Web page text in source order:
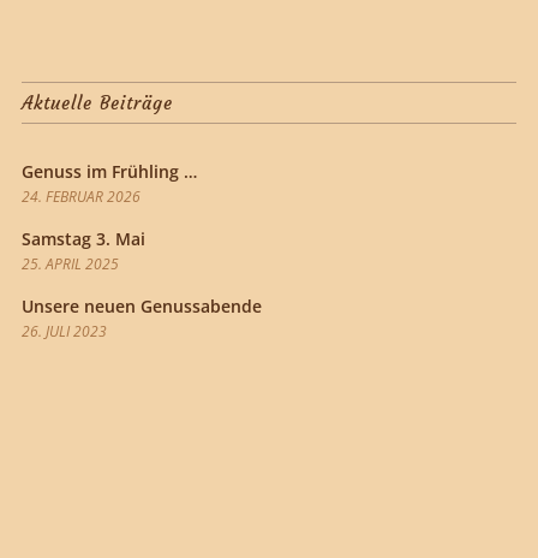
Aktuelle Beiträge
Genuss im Frühling …
24. FEBRUAR 2026
Samstag 3. Mai
25. APRIL 2025
Unsere neuen Genussabende
26. JULI 2023